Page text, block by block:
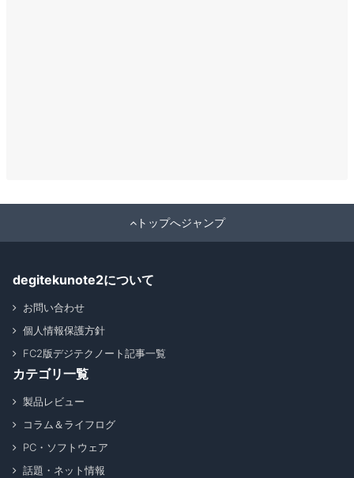
トップへジャンプ
degitekunote2について
お問い合わせ
個人情報保護方針
FC2版デジテクノート記事一覧
カテゴリ一覧
製品レビュー
コラム＆ライフログ
PC・ソフトウェア
話題・ネット情報